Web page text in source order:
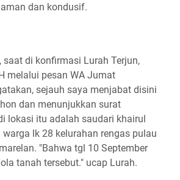
dan kondusif.
di konfirmasi Lurah Terjun,
melalui pesan WA Jumat
sejauh saya menjabat disini
dan menunjukkan surat
lokasi itu adalah saudari khairul
lk 28 kelurahan rengas pulau
"Bahwa tgl 10 September
tanah tersebut." ucap Lurah.